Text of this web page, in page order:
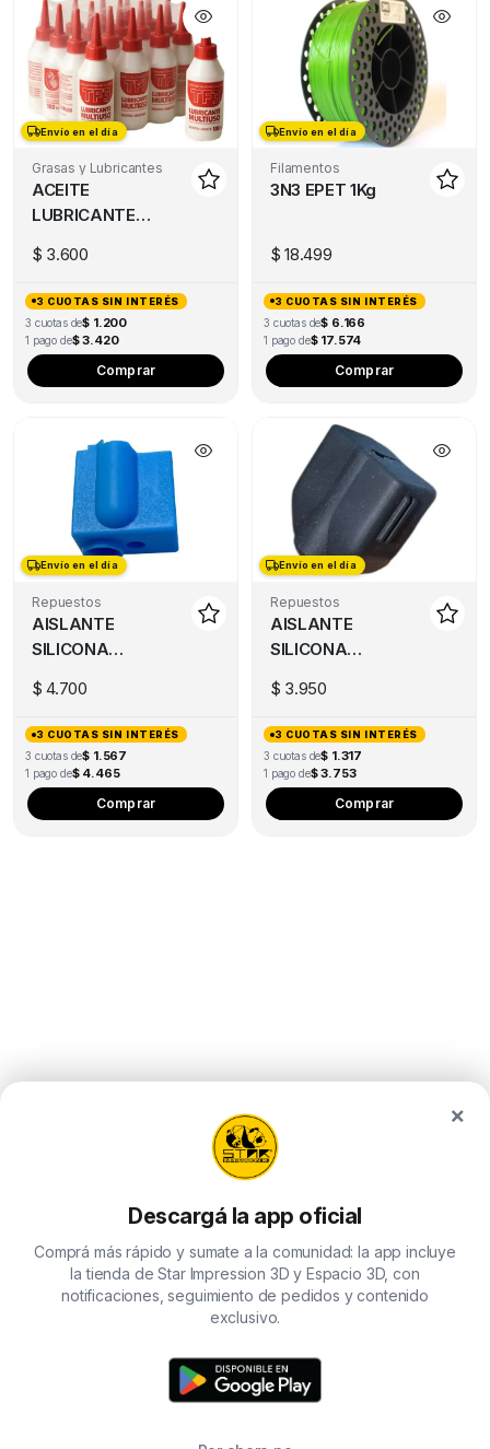
Envío en el día
Grasas y Lubricantes
ACEITE
LUBRICANTE
PARA
IMPRESORA 3D
$ 3.600
3 CUOTAS SIN INTERÉS
3 cuotas de$ 1.200
1 pago de$ 3.420
Comprar
Envío en el día
Filamentos
3N3 EPET 1Kg
$ 18.499
3 CUOTAS SIN INTERÉS
3 cuotas de$ 6.166
1 pago de$ 17.574
Comprar
Envío en el día
Repuestos
AISLANTE
SILICONA
CALEFACTOR
ARTILLERY X1
– X2
$ 4.700
3 CUOTAS SIN INTERÉS
3 cuotas de$ 1.567
1 pago de$ 4.465
Comprar
Envío en el día
Repuestos
AISLANTE
SILICONA
CALEFACTOR
AD5X
$ 3.950
3 CUOTAS SIN INTERÉS
3 cuotas de$ 1.317
1 pago de$ 3.753
Comprar
×
Descargá la app oficial
Comprá más rápido y sumate a la comunidad: la app incluye
la tienda de Star Impression 3D y Espacio 3D, con
notificaciones, seguimiento de pedidos y contenido
exclusivo.